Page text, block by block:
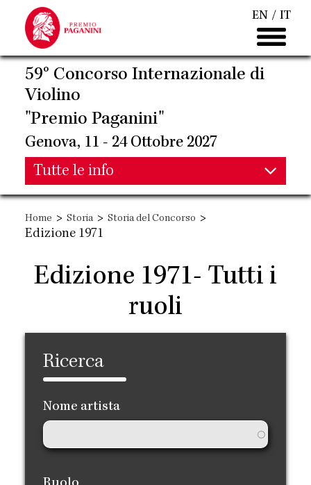
contenuto
principale
EN IT
59° Concorso Internazionale di
Violino
"Premio Paganini"
Genova, 11 - 24 Ottobre 2027
Main
navigation
Tutte le info
Main
navigation
Home > Storia > Storia del Concorso >
Edizione 1971
Edizione 1971- Tutti i
ruoli
Ricerca
Nome artista